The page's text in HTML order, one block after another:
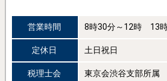
営業時間 8時30分～12時 13
定休日 土日祝日
税理士会 東京会渋谷支部所属